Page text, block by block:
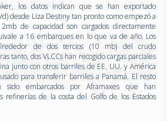
los datos indican que se han exportado
desde Liza Destiny tan pronto como empezó a
de capacidad son cargados directamente
a 16 embarques en lo que va de año. Los
de dos tercios (10 mb) del crudo
tanto, dos VLCCs han recogido cargas parciales
junto con otros barriles de EE. UU. y América
para transferir barriles a Panamá. El resto
sido embarcados por Aframaxes que han
refinerías de la costa del Golfo de los Estados